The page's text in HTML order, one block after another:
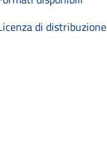
di distribuzione